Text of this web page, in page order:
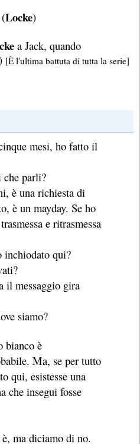
Locke)
a Jack, quando
[È l'ultima battuta di tutta la serie]
mesi, ho fatto il
parli?
è una richiesta di
è un mayday. Se ho
e ritrasmessa
inchiodato qui?
il messaggio gira
siamo?
bianco è
Ma, se per tutto
qui, esistesse una
che insegui fosse
ma diciamo di no.